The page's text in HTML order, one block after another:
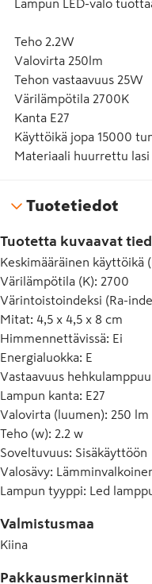
Lampun LED-valo
Teho 2.2W
Valovirta 250lm
Tehon vastaavuus 25W
Värilämpötila 2700K
Kanta E27
Käyttöikä jopa 15000
Materiaali huurrettu lasi
Tuotetiedot
Tuotetta kuvaavat
Keskimääräinen käyttöikä
Värilämpötila (K): 2700
Värintoistoindeksi (Ra-
Mitat: 4,5 x 4,5 x 8 cm
Himmennettävissä: Ei
Energialuokka: E
Vastaavuus
Lampun kanta: E27
Valovirta (luumen): 250 lm
Teho (w): 2.2 w
Soveltuvuus: Sisäkäyttöön
Valosävy:
Lampun tyyppi: Led
Valmistusmaa
Kiina
Pakkausmerkinnät